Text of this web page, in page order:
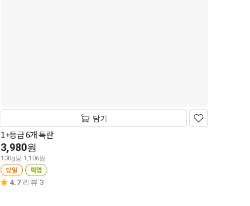
담기
1+등급 6개 특란
3,980원
100g당 1,106원
당일 픽업
4.7 리뷰 3